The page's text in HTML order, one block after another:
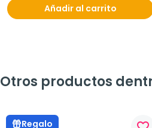
Añadir al carrito
Otros productos
Regalo